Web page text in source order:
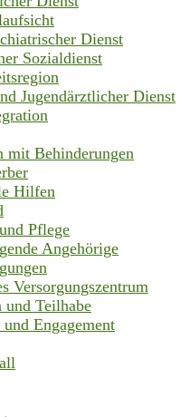
Dienst
Sozialdienst
Jugendärztlicher Dienst
mit Behinderungen
Hilfen
Pflege
Angehörige
Versorgungszentrum
Teilhabe
Engagement